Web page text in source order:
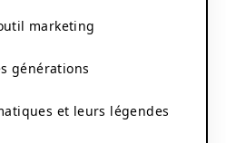
marketing
générations
et leurs légendes